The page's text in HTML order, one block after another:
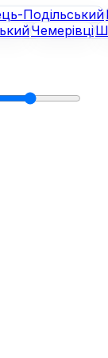
Подільський
Чемерівці